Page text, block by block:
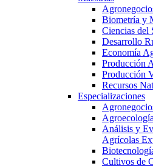
Biometría y
Ciencias del
Desarrollo
Economía
Producción
Producción
Recursos
Especializaciones
Agroecología
Análisis y
Agrícolas
Cultivos de